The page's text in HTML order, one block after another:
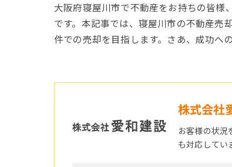
大阪府寝屋川市で不動産をお持ちの皆様
です。本記事では、寝屋川市の不動産売
件での売却を目指します。さあ、成功へ
株式会社
お客様の状況
も対応してい